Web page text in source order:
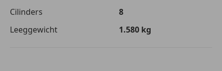
Cilinders
8
Leeggewicht
1.580 kg